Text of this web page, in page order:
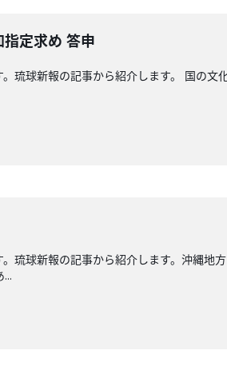
指定求め 答申
琉球新報の記事から紹介します。 国の
琉球新報の記事から紹介します。沖縄地